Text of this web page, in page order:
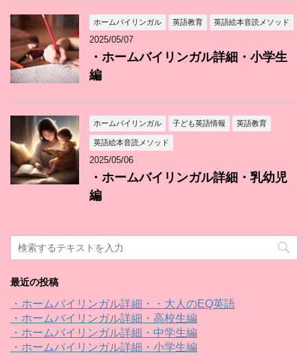
ホームバイリンガル 英語教育 英語絵本音読メソッド
2025/05/07
・ホームバイリンガル詳細・小学生
編
ホームバイリンガル 子ども英語情報 英語教育
英語絵本音読メソッド
2025/05/06
・ホームバイリンガル詳細・乳幼児
編
最近の投稿
・ホームバイリンガル詳細・・大人のEQ英語
・ホームバイリンガル詳細・高校生編
・ホームバイリンガル詳細・中学生編
・ホームバイリンガル詳細・小学生編